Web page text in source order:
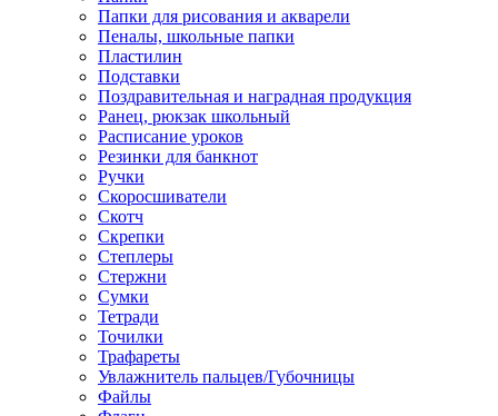
Папки для рисования и акварели
Пеналы, школьные папки
Пластилин
Подставки
Поздравительная и наградная продукция
Ранец, рюкзак школьный
Расписание уроков
Резинки для банкнот
Ручки
Скоросшиватели
Скотч
Скрепки
Степлеры
Стержни
Сумки
Тетради
Точилки
Трафареты
Увлажнитель пальцев/Губочницы
Файлы